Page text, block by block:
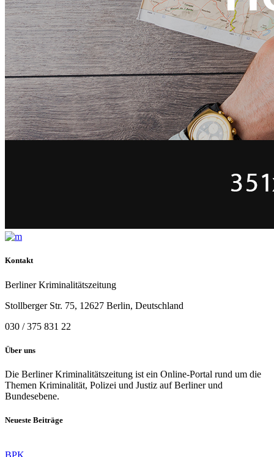
Kontakt
Berliner Kriminalitätszeitung
Stollberger Str. 75, 12627 Berlin, Deutschland
030 / 375 831 22
Über uns
Die Berliner Kriminalitätszeitung ist ein Online-Portal rund um die
Themen Kriminalität, Polizei und Justiz auf Berliner und
Bundesebene.
Neueste Beiträge